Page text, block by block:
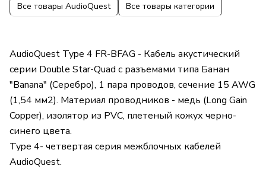
Все товары AudioQuest Все товары категории
AudioQuest Type 4 FR-BFAG - Кабель акустический
серии Double Star-Quad с разъемами типа Банан
"Banana" (Серебро), 1 пара проводов, сечение 15 AWG
(1,54 мм2). Материал проводников - медь (Long Gain
Copper), изолятор из PVC, плетеный кожух черно-
синего цвета.
Type 4- четвертая серия межблочных кабелей
AudioQuest.